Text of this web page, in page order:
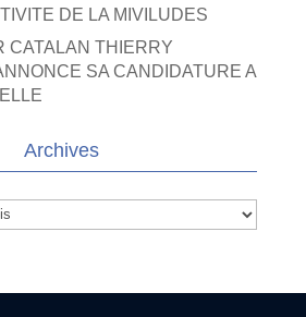
DE LA MIVILUDES
CATALAN THIERRY
SA CANDIDATURE A
Archives